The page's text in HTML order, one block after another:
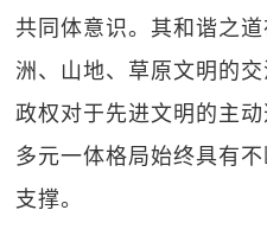
共同体意识。其和谐之
洲、山地、草原文明的
政权对于先进文明的主
多元一体格局始终具有
支撑。